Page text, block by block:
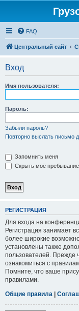
FAQ
Центральный сайт
Вход
Имя пользователя:
Пароль:
Забыли пароль?
Повторно выслать письмо
Запомнить меня
Скрыть моё
РЕГИСТРАЦИЯ
Для входа на
Регистрация занимает
более широкие
установлены также
пользователей. Прежде
ознакомиться с
Помните, что ваше
правилами.
Общие правила |